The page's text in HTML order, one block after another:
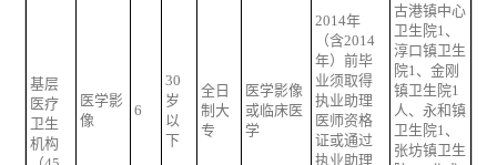
基层
医疗
卫生
机构
医学影
像
6
30
岁
以
下
全日
制大
专
医学影像
或临床医
学
2014年
（含2014
年）前毕
业须取得
执业助理
医师资格
证或通过
执业助理
古港镇中心
卫生院1、
淳口镇卫生
院1、金刚
镇卫生院1
人、永和镇
卫生院1、
张坊镇卫生